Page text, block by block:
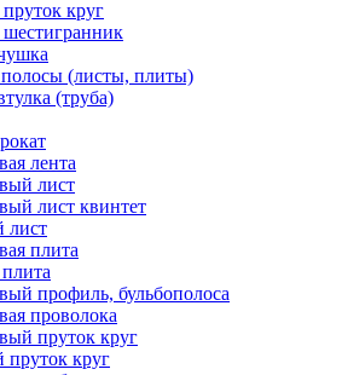
круг
(листы, плиты)
(труба)
лента
лист
лист квинтет
лист
плита
профиль, бульбополоса
проволока
пруток круг
круг